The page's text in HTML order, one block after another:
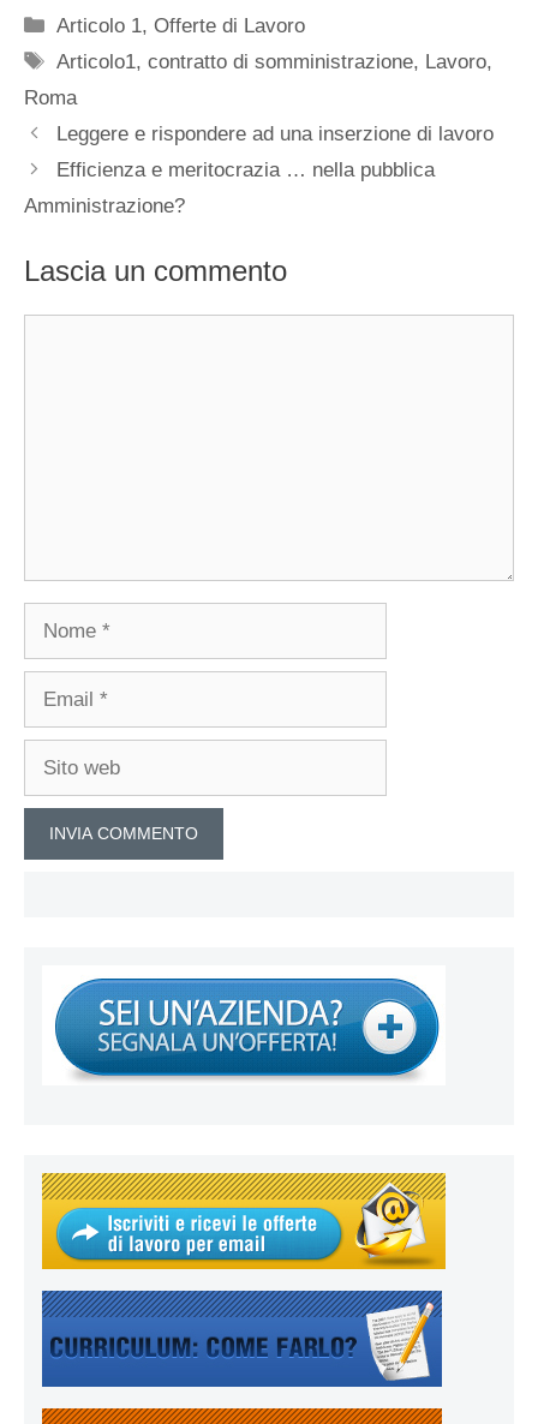
Categorie
Articolo 1,Offerte di Lavoro
Tag
Articolo1,contratto di somministrazione, Lavoro,
Roma
Leggere e rispondere ad una inserzione di lavoro
Efficienza e meritocrazia … nella pubblica
Amministrazione?
Lascia un commento
Nome
Email
Sito